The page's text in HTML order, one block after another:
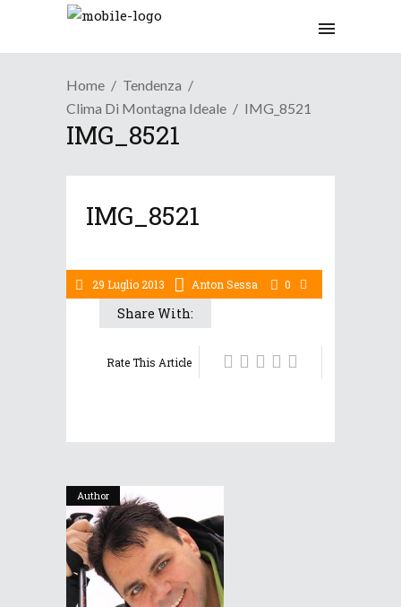
Home
Tendenza
Clima Di Montagna Ideale
IMG_8521
IMG_8521
29 Luglio 2013 Anton Sessa 0
IMG_8521
Share With:
Rate This Article
Author